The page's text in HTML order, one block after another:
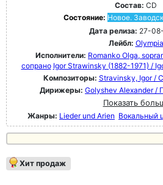
Состав: CD
Состояние: Новое.
Дата релиза: 27-
Лейбл: Olympia
Исполнители: Romanko Olga,
сопрано Igor Strawinsky (1882-1971) /
Композиторы: Stravinsky, Igor /
Дирижеры: Golyshev Alexander /
Показать
Жанры: Lieder und Arien Вокальный
Хит продаж